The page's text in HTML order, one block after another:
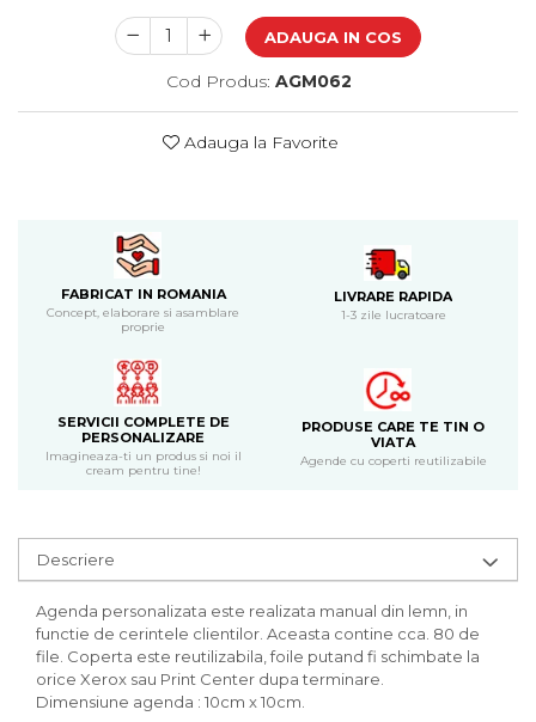
Cadouri pentru iubit
Cadouri pentru iubita
Cadouri pentru mama
Cadouri pentru tata
Cadouri pentru cea mai buna
CERCEI ZAMAC
Ateliere - planse cu nisip colorat
ADAUGA IN COS
Cod Produs: AGM062
Adauga la Favorite
FABRICAT IN ROMANIA
Concept, elaborare si asamblare
proprie
LIVRARE RAPIDA
1-3 zile lucratoare
SERVICII COMPLETE DE
PERSONALIZARE
Imagineaza-ti un produs si noi il
cream pentru tine!
PRODUSE CARE TE TIN O
VIATA
Agende cu coperti reutilizabile
Descriere
Agenda personalizata este realizata manual din lemn, in
functie de cerintele clientilor. Aceasta contine cca. 80 de
file. Coperta este reutilizabila, foile putand fi schimbate la
orice Xerox sau Print Center dupa terminare.
Dimensiune agenda : 10cm x 10cm.